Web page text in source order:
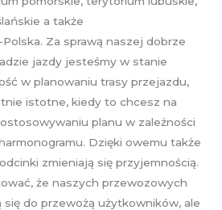
a także
Za sprawą naszej dobrze
jazdy jesteśmy w stanie
w planowaniu trasy przejazdu,
istotne, kiedy to chcesz na
planu w zależności
Dzięki owemu także
zmieniają się przyjemnością.
że naszych przewozowych
do przewożą użytkowników, ale